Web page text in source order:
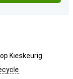
Kieskeurig